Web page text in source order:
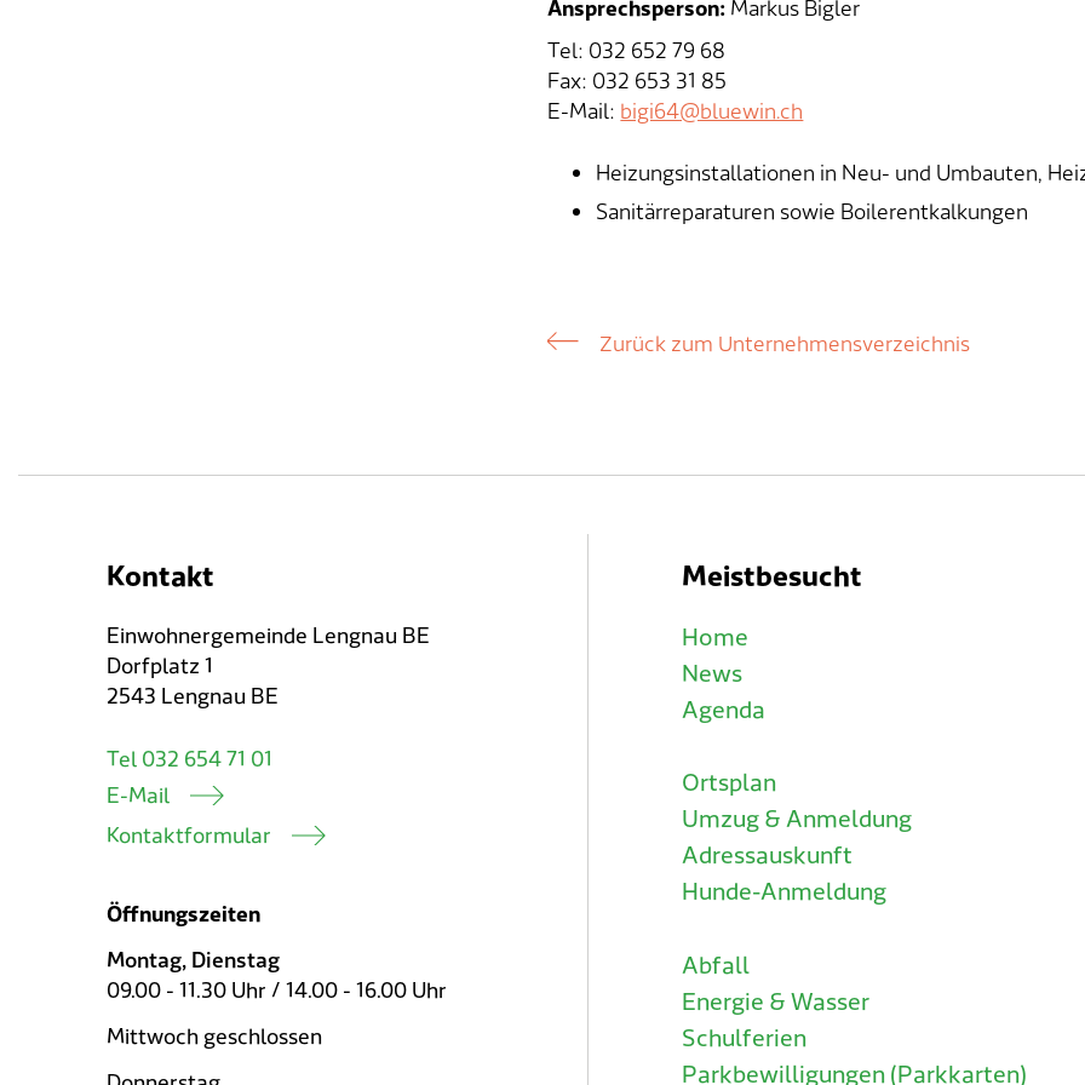
Ansprechsperson: Markus Bigler
Tel: 032 652 79 68
Fax: 032 653 31 85
E-Mail:bigi64@bluewin.ch
Heizungsinstallationen in Neu- und Umbauten,
Sanitärreparaturen sowie Boilerentkalkungen
Zurück zum Unternehmensverzeichnis
Kontakt
Einwohnergemeinde Lengnau BE
Dorfplatz 1
2543 Lengnau BE
Tel 032 654 71 01
E-Mail
Kontaktformular
Öffnungszeiten
Montag, Dienstag
09.00 - 11.30 Uhr / 14.00 - 16.00 Uhr
Mittwoch geschlossen
Meistbesucht
Home
News
Agenda
Ortsplan
Umzug & Anmeldung
Adressauskunft
Hunde-Anmeldung
Abfall
Energie & Wasser
Schulferien
Parkbewilligungen (Parkkarten)